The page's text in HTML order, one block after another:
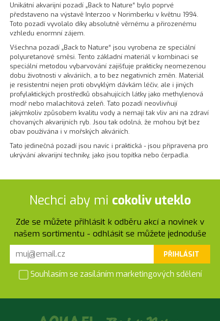
Unikátní akvarijní pozadí „Back to Nature“ bylo poprvé
představeno na výstavě Interzoo v Norimberku v květnu 1994.
Toto pozadí vyvolalo díky absolutně věrnému a přirozenému
vzhledu enormní zájem.
Všechna pozadí „Back to Nature“ jsou vyrobena ze speciální
polyuretanové směsi. Tento základní materiál v kombinaci se
speciální metodou vybarvování zajišťuje prakticky neomezenou
dobu životnosti v akváriích, a to bez negativních změn. Materiál
je resistentní nejen proti obvyklým dávkám léčiv, ale i jiných
profylaktických prostředků obsahujících látky jako methylenová
modř nebo malachitová zeleň. Tato pozadí neovlivňují
jakýmkoliv způsobem kvalitu vody a nemají tak vliv ani na zdraví
chovaných akvarijních ryb. Jsou tak odolná, že mohou být bez
obav používána i v mořských akváriích.
Tato jedinečná pozadí jsou navíc i praktická - jsou připravena pro
ukrývání akvarijní techniky, jako jsou topítka nebo čerpadla.
Nechci aby mi cokoliv uteklo
Zde se můžete přihlásit k odběru akcí a novinek v
našem sortimentu - odhlásit se můžete jednoduše
PŘIHLÁSIT
Souhlasím se zasíláním marketingových sdělení